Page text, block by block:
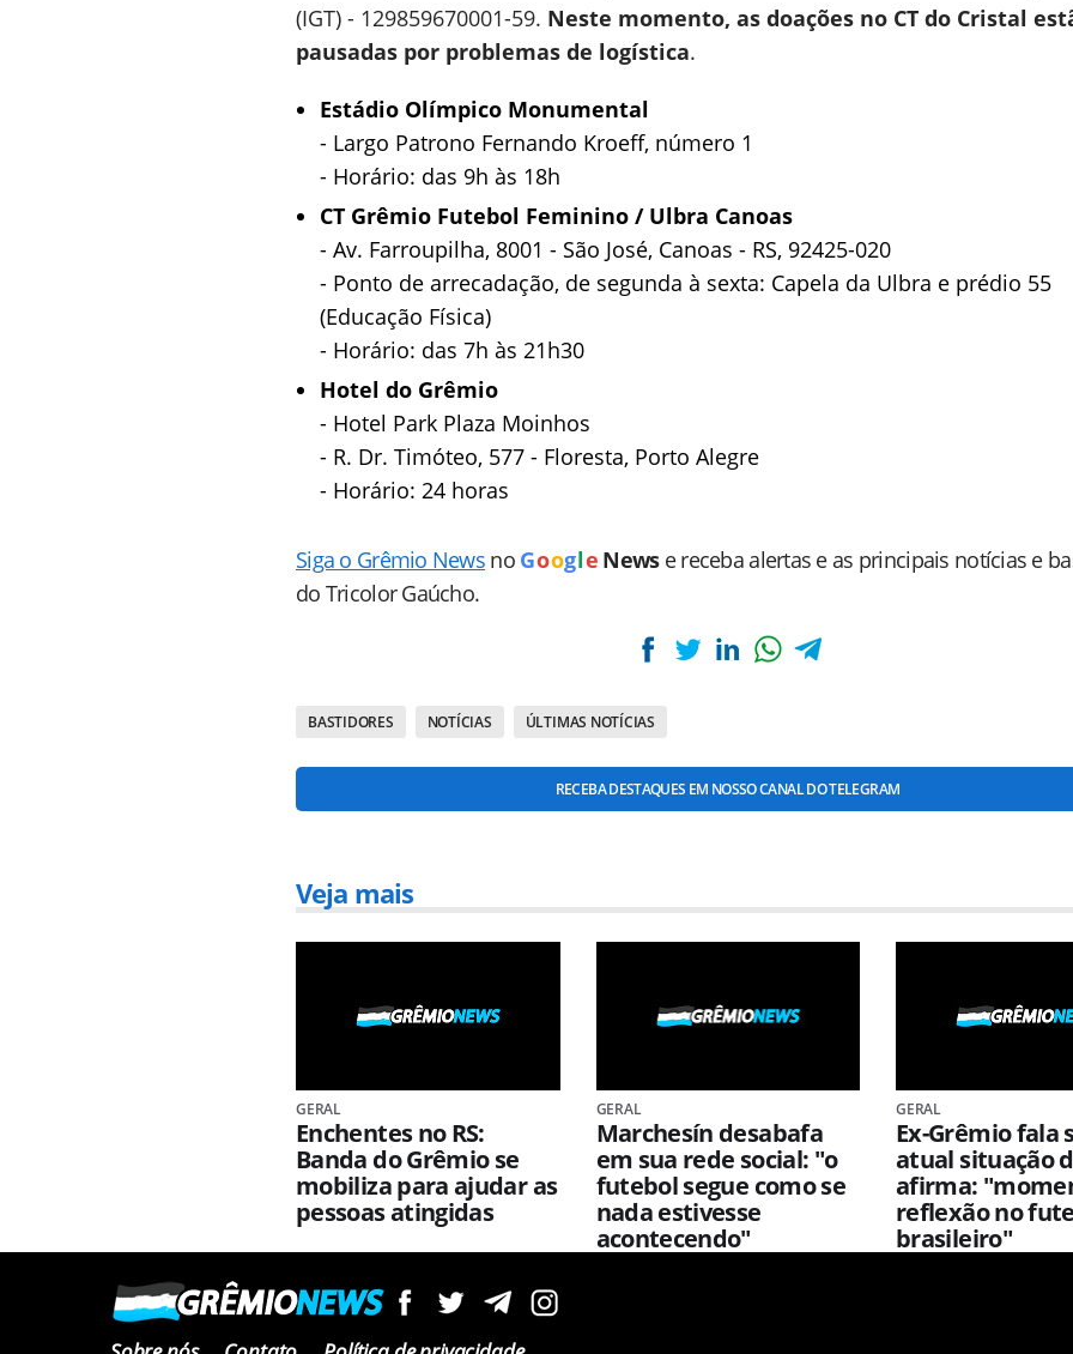
(IGT) - 129859670001-59. Neste momento, as doações no CT do Cristal
pausadas por problemas de logística.
Estádio Olímpico Monumental
- Largo Patrono Fernando Kroeff, número 1
- Horário: das 9h às 18h
CT Grêmio Futebol Feminino / Ulbra Canoas
- Av. Farroupilha, 8001 - São José, Canoas - RS, 92425-020
- Ponto de arrecadação, de segunda à sexta: Capela da Ulbra e prédio 55
(Educação Física)
- Horário: das 7h às 21h30
Hotel do Grêmio
- Hotel Park Plaza Moinhos
- R. Dr. Timóteo, 577 - Floresta, Porto Alegre
- Horário: 24 horas
Siga o Grêmio News no Goog le News e receba alertas e as principais notícias e
do Tricolor Gaúcho.
BASTIDORES NOTÍCIAS ÚLTIMAS NOTÍCIAS
RECEBA DESTAQUES EM NOSSO CANAL DO TELEGRAM
Veja mais
GERAL
Enchentes no RS:
Banda do Grêmio se
mobiliza para ajudar as
pessoas atingidas
GERAL
Marchesín desabafa
em sua rede social: "o
futebol segue como se
nada estivesse
acontecendo"
GERAL
Ex-Grêmio fala
atual situação
afirma:
reflexão no
brasileiro"